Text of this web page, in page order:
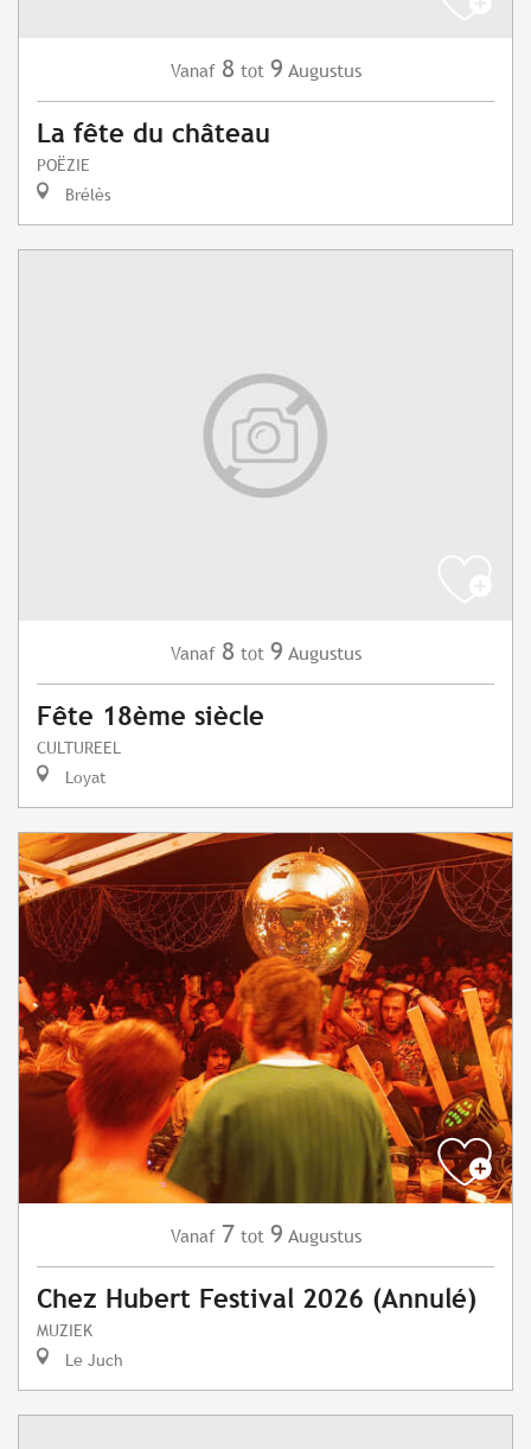
Vanaf 8 tot 9 Augustus
La fête du château
POËZIE
Brélès
Vanaf 8 tot 9 Augustus
Fête 18ème siècle
CULTUREEL
Loyat
Vanaf 7 tot 9 Augustus
Chez Hubert Festival 2026 (Annulé)
MUZIEK
Le Juch